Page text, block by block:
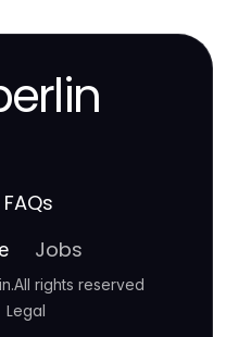
FAQs
Jobs
.All rights reserved
Legal